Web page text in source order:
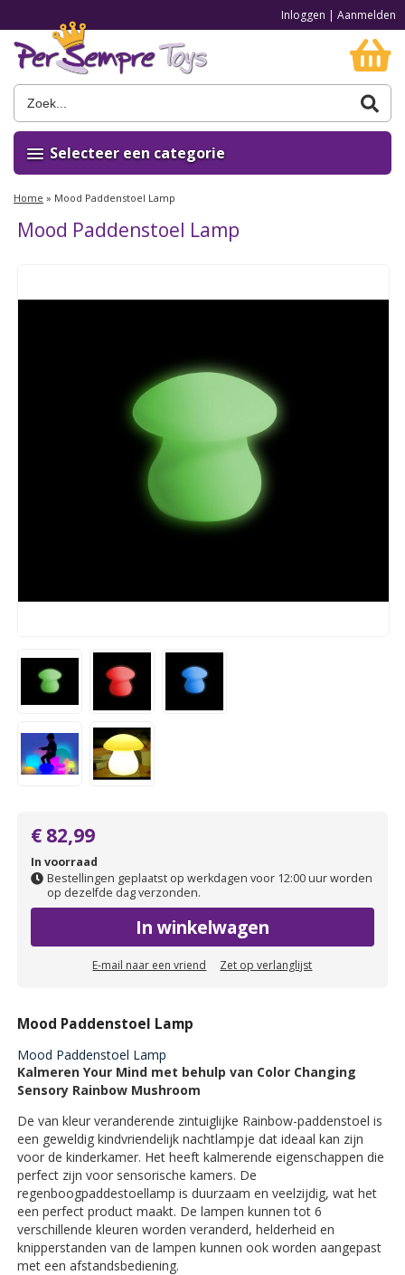
Inloggen | Aanmelden
Selecteer een categorie
Home » Mood Paddenstoel Lamp
Mood Paddenstoel Lamp
€ 82,99
In voorraad
Bestellingen geplaatst op werkdagen voor 12:00 uur worden
op dezelfde dag verzonden.
In winkelwagen
E-mail naar een vriend Zet op verlanglijst
Mood Paddenstoel Lamp
Mood Paddenstoel Lamp
Kalmeren Your Mind met behulp van Color Changing
Sensory Rainbow Mushroom
De van kleur veranderende zintuiglijke Rainbow-paddenstoel is
een geweldig kindvriendelijk nachtlampje dat ideaal kan zijn
voor de kinderkamer. Het heeft kalmerende eigenschappen die
perfect zijn voor sensorische kamers. De
regenboogpaddestoellamp is duurzaam en veelzijdig, wat het
een perfect product maakt. De lampen kunnen tot 6
verschillende kleuren worden veranderd, helderheid en
knipperstanden van de lampen kunnen ook worden aangepast
met een afstandsbediening.